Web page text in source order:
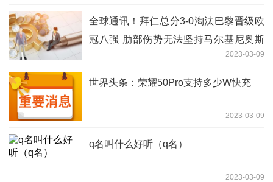
全球通讯！拜仁总分3-0淘汰巴黎晋级欧
冠八强 肋部伤势无法坚持马尔基尼奥斯
2023-03-09
世界头条：荣耀50Pro支持多少W快充
2023-03-09
q名叫什么好听（q名）
2023-03-09